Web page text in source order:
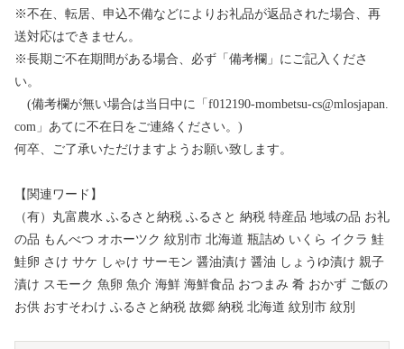
※不在、転居、申込不備などによりお礼品が返品された場合、再
送対応はできません。
※長期ご不在期間がある場合、必ず「備考欄」にご記入くださ
い。
(備考欄が無い場合は当日中に「f012190-mombetsu-cs@mlosjapan.
com」あてに不在日をご連絡ください。)
何卒、ご了承いただけますようお願い致します。
【関連ワード】
（有）丸富農水 ふるさと納税 ふるさと 納税 特産品 地域の品 お礼
の品 もんべつ オホーツク 紋別市 北海道 瓶詰め いくら イクラ 鮭
鮭卵 さけ サケ しゃけ サーモン 醤油漬け 醤油 しょうゆ漬け 親子
漬け スモーク 魚卵 魚介 海鮮 海鮮食品 おつまみ 肴 おかず ご飯の
お供 おすそわけ ふるさと納税 故郷 納税 北海道 紋別市 紋別